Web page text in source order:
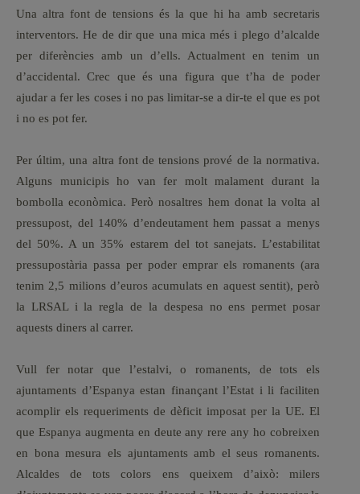
Una altra font de tensions és la que hi ha amb secretaris
interventors. He de dir que una mica més i plego d’alcalde
per diferències amb un d’ells. Actualment en tenim un
d’accidental. Crec que és una figura que t’ha de poder
ajudar a fer les coses i no pas limitar-se a dir-te el que es pot
i no es pot fer.
Per últim, una altra font de tensions prové de la normativa.
Alguns municipis ho van fer molt malament durant la
bombolla econòmica. Però nosaltres hem donat la volta al
pressupost, del 140% d’endeutament hem passat a menys
del 50%. A un 35% estarem del tot sanejats. L’estabilitat
pressupostària passa per poder emprar els romanents (ara
tenim 2,5 milions d’euros acumulats en aquest sentit), però
la LRSAL i la regla de la despesa no ens permet posar
aquests diners al carrer.
Vull fer notar que l’estalvi, o romanents, de tots els
ajuntaments d’Espanya estan finançant l’Estat i li faciliten
acomplir els requeriments de dèficit imposat per la UE. El
que Espanya augmenta en deute any rere any ho cobreixen
en bona mesura els ajuntaments amb el seus romanents.
Alcaldes de tots colors ens queixem d’això: milers